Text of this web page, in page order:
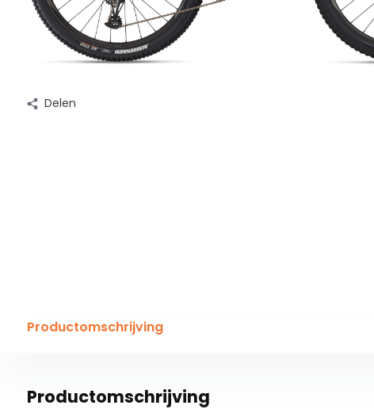
Delen
Productomschrijving
Productomschrijving